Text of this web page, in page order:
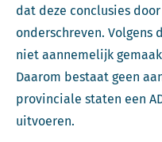
dat deze conclusies
onderschreven.
niet aannemelijk
Daarom bestaat geen
provinciale staten een
uitvoeren.